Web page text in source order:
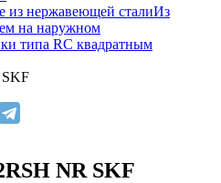
нержавеющей сталиИз
на наружном
типа RС квадратным
NR SKF